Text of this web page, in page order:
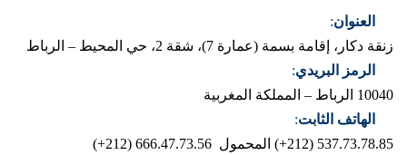
العنوان:
زنقة دكار، إقامة بسمة (عمارة 7)، شقة 2، حي المحيط – الرباط
الرمز البريدي:
10040 الرباط – المملكة المغربية
الهاتف الثابت:
537.73.78.85 (212+)
المحمول 666.47.73.56 (212+)